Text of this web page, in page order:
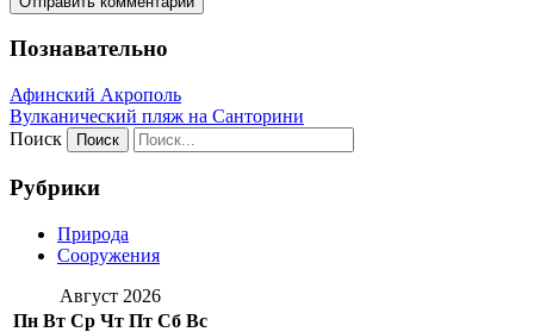
Познавательно
Афинский Акрополь
Вулканический пляж на Санторини
Поиск
Рубрики
Природа
Сооружения
Август 2026
Пн Вт Ср Чт Пт Сб Вс